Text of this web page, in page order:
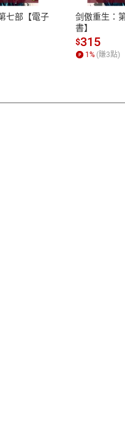
七部【電子
剑傲重生：
書】
$315
1 % (賺3點)